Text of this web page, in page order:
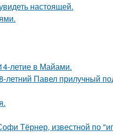
настоящей.
летие в Майами.
Павел прилучный
Тёрнер, известной по